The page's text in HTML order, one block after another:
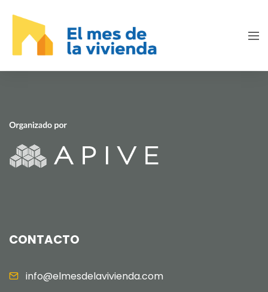
CONTACTO
info@elmesdelavivienda.com